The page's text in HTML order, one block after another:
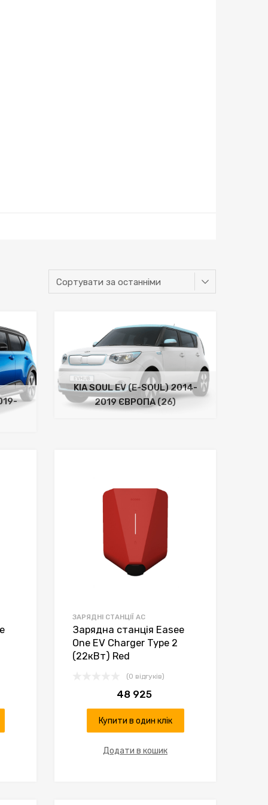
KIA SOUL EV (E-SOUL) 2014-
2019 ЄВРОПА (26)
ЗАРЯДНІ СТАНЦІЇ AC
Зарядна станція Easee
One EV Charger Type 2
(22кВт) Red
(0 відгуків)
48 925
Купити в один клік
Додати в кошик